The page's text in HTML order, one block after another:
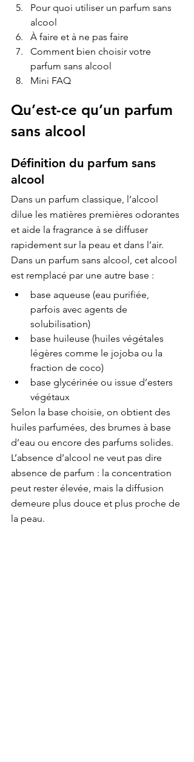
Pour quoi utiliser un parfum sans
alcool
À faire et à ne pas faire
Comment bien choisir votre
parfum sans alcool
Mini FAQ
Qu’est-ce qu’un parfum
sans alcool
Définition du parfum sans
alcool
Dans un parfum classique, l’alcool
dilue les matières premières odorantes
et aide la fragrance à se diffuser
rapidement sur la peau et dans l’air.
Dans un parfum sans alcool, cet alcool
est remplacé par une autre base :
base aqueuse (eau purifiée,
parfois avec agents de
solubilisation)
base huileuse (huiles végétales
légères comme le jojoba ou la
fraction de coco)
base glycérinée ou issue d’esters
végétaux
Selon la base choisie, on obtient des
huiles parfumées, des brumes à base
d’eau ou encore des parfums solides.
L’absence d’alcool ne veut pas dire
absence de parfum : la concentration
peut rester élevée, mais la diffusion
demeure plus douce et plus proche de
la peau.